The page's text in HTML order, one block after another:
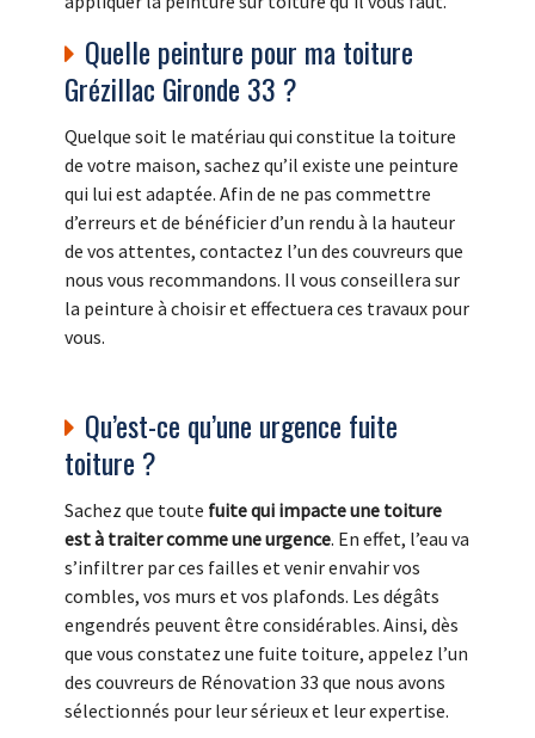
Quelle peinture pour ma toiture
Grézillac Gironde 33 ?
Quelque soit le matériau qui constitue la toiture
de votre maison, sachez qu’il existe une peinture
qui lui est adaptée. Afin de ne pas commettre
d’erreurs et de bénéficier d’un rendu à la hauteur
de vos attentes, contactez l’un des couvreurs que
nous vous recommandons. Il vous conseillera sur
la peinture à choisir et effectuera ces travaux pour
vous.
Qu’est-ce qu’une urgence fuite
toiture ?
Sachez que toute fuite qui impacte une toiture
est à traiter comme une urgence. En effet, l’eau va
s’infiltrer par ces failles et venir envahir vos
combles, vos murs et vos plafonds. Les dégâts
engendrés peuvent être considérables. Ainsi, dès
que vous constatez une fuite toiture, appelez l’un
des couvreurs de Rénovation 33 que nous avons
sélectionnés pour leur sérieux et leur expertise.